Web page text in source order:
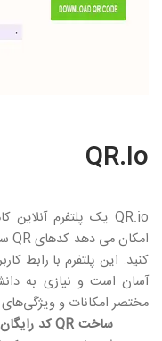
QR.Io
QR.ioیک پلتفرم آنلاین
امکان می دهد کدهایQR
کنید. این پلتفرم با رابط
آسان است و نیازی به
مختصر امکانات و
ساخت QR کد رایگان و بدون دردسر: